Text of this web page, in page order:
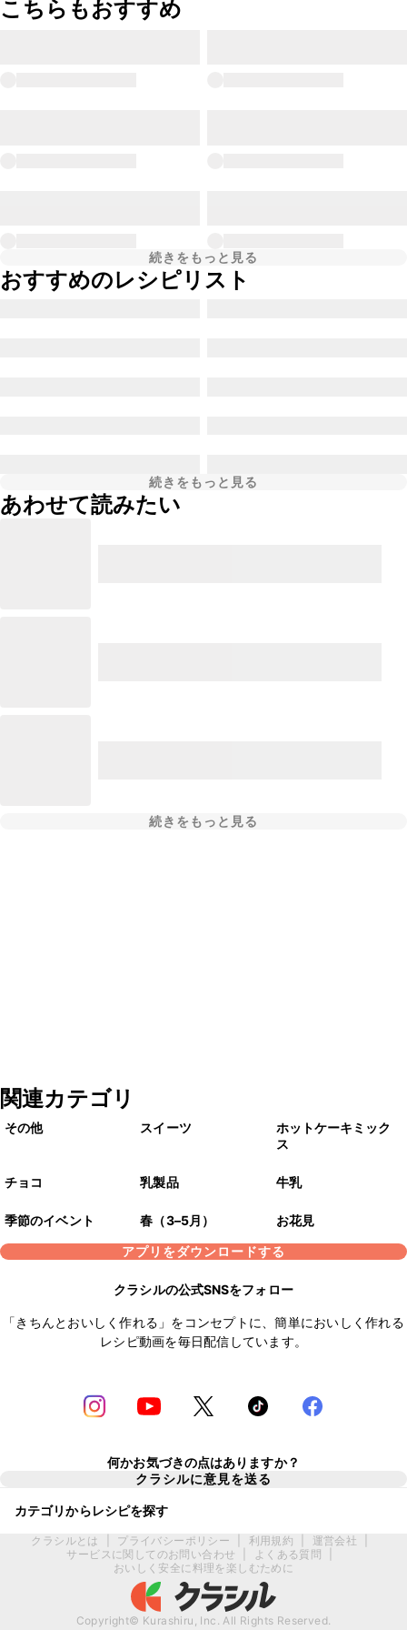
こちらもおすすめ
続きをもっと見る
おすすめのレシピリスト
続きをもっと見る
あわせて読みたい
続きをもっと見る
関連カテゴリ
その他 スイーツ
ホットケーキミック
ス
チョコ 乳製品 牛乳
季節のイベント 春（3–5月）
お花見
アプリをダウンロードする
クラシルの公式SNSをフォロー
「きちんとおいしく作れる」をコンセプトに、簡単においしく作れる
レシピ動画を毎日配信しています。
何かお気づきの点はありますか？
クラシルに意見を送る
カテゴリからレシピを探す
クラシルとは プライバシーポリシー 利用規約 運営会社
サービスに関してのお問い合わせ
よくある質問
おいしく安全に料理を楽しむために
Copyright© Kurashiru, Inc. All Rights Reserved.